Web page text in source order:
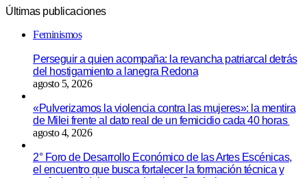
Últimas publicaciones
Feminismos
Perseguir a quien acompaña: la revancha patriarcal detrás
del hostigamiento a lanegra Redona
agosto 5, 2026
«Pulverizamos la violencia contra las mujeres»: la mentira
de Milei frente al dato real de un femicidio cada 40 horas
agosto 4, 2026
2° Foro de Desarrollo Económico de las Artes Escénicas,
el encuentro que busca fortalecer la formación técnica y